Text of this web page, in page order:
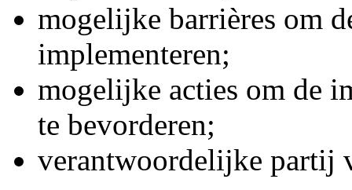
mogelijke barrières om
implementeren;
mogelijke acties om de
te bevorderen;
verantwoordelijke partij